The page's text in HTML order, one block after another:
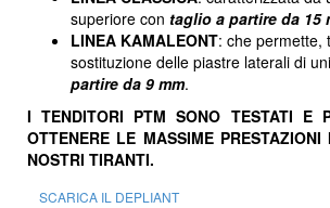
superiore con taglio a partire da 15
LINEA KAMALEONT: che permette,
sostituzione delle piastre laterali di
partire da 9 mm.
I TENDITORI PTM SONO TESTATI E
OTTENERE LE MASSIME
NOSTRI TIRANTI.
SCARICA IL DEPLIANT